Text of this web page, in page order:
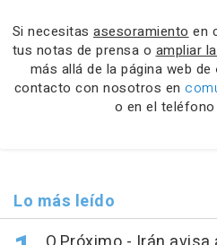
Si necesitas asesoramiento en
tus notas de prensa o ampliar
más allá de la página web de
contacto con nosotros en
o en el teléfono
Lo más leído